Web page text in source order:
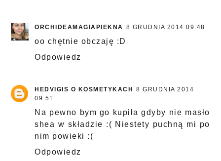
ORCHIDEAMAGIAPIEKNA 8 GRUDNIA 2014 09:48
oo chętnie obczaję :D
Odpowiedz
HEDVIGIS O KOSMETYKACH
8 GRUDNIA 2014
09:51
Na pewno bym go kupiła gdyby nie masło
shea w składzie :( Niestety puchną mi po
nim powieki :(
Odpowiedz